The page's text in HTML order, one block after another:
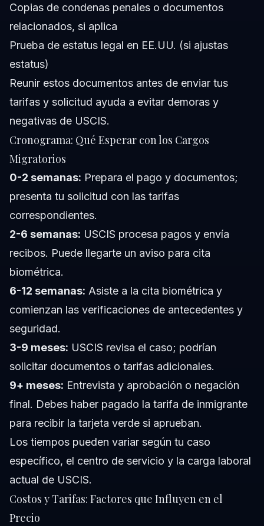
Copias de condenas penales o documentos
relacionados, si aplica
Prueba de estatus legal en EE.UU. (si ajustas
estatus)
Reunir estos documentos antes de enviar tus
tarifas y solicitud ayuda a evitar demoras y
negativas de USCIS.
Cronograma: Qué Esperar con los Cargos
Migratorios
0-2 semanas: Prepara el pago y documentos;
presenta tu solicitud con las tarifas
correspondientes.
2-6 semanas: USCIS procesa pagos y envía
recibos. Puede llegarte un aviso para cita
biométrica.
6-12 semanas: Asiste a la cita biométrica y
comienzan las verificaciones de antecedentes y
seguridad.
3-9 meses: USCIS revisa el caso; podrían
solicitar documentos o tarifas adicionales.
9+ meses: Entrevista y aprobación o negación
final. Debes haber pagado la tarifa de inmigrante
para recibir la tarjeta verde si aprueban.
Los tiempos pueden variar según tu caso
específico, el centro de servicio y la carga laboral
actual de USCIS.
Costos y Tarifas: Factores que Influyen en el
Precio